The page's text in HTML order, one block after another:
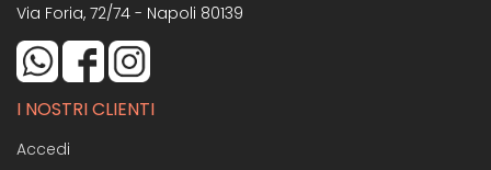
Via Foria, 72/74 - Napoli 80139
I NOSTRI CLIENTI
Accedi